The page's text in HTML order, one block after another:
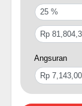
Angsuran